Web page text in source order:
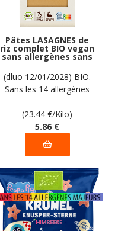
Pâtes LASAGNES de
riz complet BIO vegan
sans allergènes sans
maïs Ppura : 250
grammes
(dluo 12/01/2028) BIO.
Sans les 14 allergènes
(23.44 €/Kilo)
5.86 €